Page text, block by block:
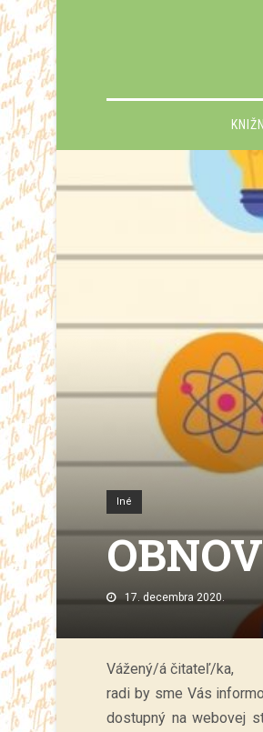
Iné
17. decembra 2020.
Vážený/á čitateľ/ka,
radi by sme Vás
dostupný na webovej